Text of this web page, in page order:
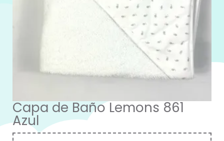
Capa de Baño Lemons 861
Azul